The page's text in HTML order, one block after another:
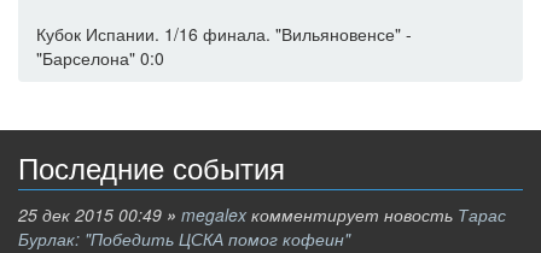
Кубок Испании. 1/16 финала. "Вильяновенсе" -
"Барселона" 0:0
Последние события
25 дек 2015 00:49 » megalex комментирует новость Тарас
Бурлак: "Победить ЦСКА помог кофеин"